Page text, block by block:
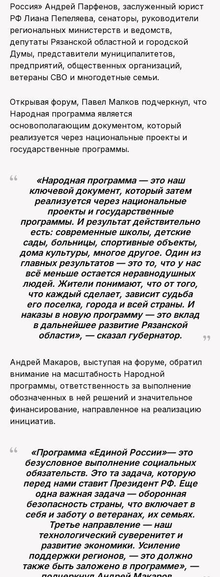
Россия» Андрей Парфенов, заслуженный юрист
РФ Лиана Пепеляева, сенаторы, руководители
региональных министерств и ведомств,
депутаты Рязанской областной и городской
Думы, представители муниципалитетов,
предприятий, общественных организаций,
ветераны СВО и многодетные семьи.
Открывая форум, Павел Малков подчеркнул, что
Народная программа является
основополагающим документом, который
реализуется через национальные проекты и
государственные программы.
«Народная программа — это наш
ключевой документ, который затем
реализуется через национальные
проекты и государственные
программы. И результат действительно
есть: современные школы, детские
сады, больницы, спортивные объекты,
дома культуры, многое другое. Один из
главных результатов — это то, что у нас
всё меньше остается неравнодушных
людей. Жители понимают, что от того,
что каждый сделает, зависит судьба
его поселка, города и всей страны. И
наказы в новую программу — это вклад
в дальнейшее развитие Рязанской
области», — сказал губернатор.
Андрей Макаров, выступая на форуме, обратил
внимание на масштабность Народной
программы, ответственность за выполнение
обозначенных в ней решений и значительное
финансирование, направленное на реализацию
инициатив.
«Программа «Единой России»— это
безусловное выполнение социальных
обязательств. Это та задача, которую
перед нами ставит Президент РФ. Еще
одна важная задача — оборонная
безопасность страны, что включает в
себя и заботу о ветеранах, их семьях.
Третье направление — наш
технологический суверенитет и
развитие экономики. Усиление
поддержки регионов, — это должно
также быть заложено в программе», —